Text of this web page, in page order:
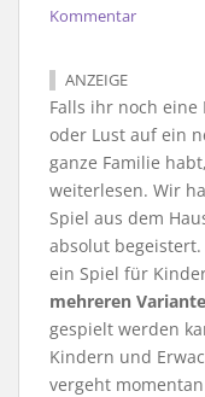
Kommentar
ANZEIGE
Falls ihr noch
oder Lust auf ein
ganze Familie
weiterlesen. Wir
Spiel aus dem
absolut
ein Spiel für
mehreren
gespielt werden
Kindern und
vergeht